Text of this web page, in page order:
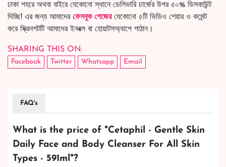
ঢাকা শহরে অথবা বাইরে যেকোনো স্থানে ডেলিভারি চার্জের উপর ৫০% ডিসকাউন্ট
দিচ্ছি! এর জন্য আমাদের ফেসবুক পেজেরযেকোনো ৫টি ভিডিও শেয়ার ও কমেন্ট
করে স্ক্রিনশটটি আমাদের ইনবক্স বা হোয়াটসঅ্যাপে পাঠান।
SHARING THIS ON:
Facebook Twitter Whatsapp Email
FAQ's
What is the price of "Cetaphil - Gentle Skin
Daily Face and Body Cleanser For All Skin
Types - 591ml "?